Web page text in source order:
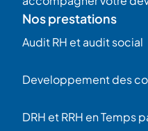
Nos prestations
Audit RH et audit social
Developpement des
DRH et RRH en Temps